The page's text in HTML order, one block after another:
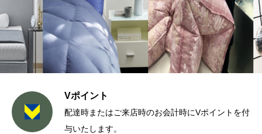
Vポイント
配達時またはご来店時のお会計時にVポイントを付
与いたします。